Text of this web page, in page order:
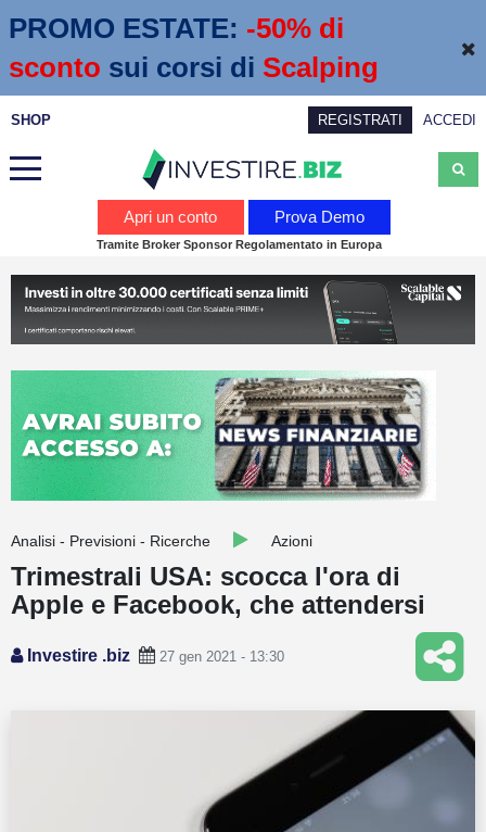
PROMO ESTATE: -50% di
sconto sui corsi di Scalping
SHOP REGISTRATI ACCEDI
Calendario economico
Webinar
Trading
Education
Quotazioni
Conto IG
Guru Monitor
Apri un conto Prova Demo
Tramite Broker Sponsor Regolamentato in Europa
Analisi - Previsioni - Ricerche Azioni
Trimestrali USA: scocca l'ora di
Apple e Facebook, che attendersi
Investire .biz 27 gen 2021 - 13:30